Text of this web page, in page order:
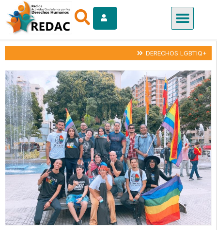
DERECHOS LGBTIQ+